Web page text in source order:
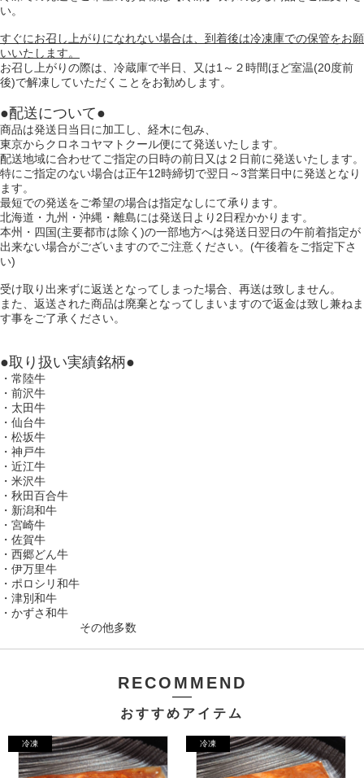
い。
すぐにお召し上がりになれない場合は、到着後は冷凍庫での保管をお願
いいたします。
お召し上がりの際は、冷蔵庫で半日、又は1～２時間ほど室温(20度前
後)で解凍していただくことをお勧めします。
●配送について●
商品は発送日当日に加工し、経木に包み、
東京からクロネコヤマトクール便にて発送いたします。
配送地域に合わせてご指定の日時の前日又は２日前に発送いたします。
特にご指定のない場合は正午12時締切で翌日～3営業日中に発送となり
ます。
最短での発送をご希望の場合は指定なしにて承ります。
北海道・九州・沖縄・離島には発送日より2日程かかります。
本州・四国(主要都市は除く)の一部地方へは発送日翌日の午前着指定が
出来ない場合がございますのでご注意ください。(午後着をご指定下さ
い)
受け取り出来ずに返送となってしまった場合、再送は致しません。
また、返送された商品は廃棄となってしまいますので返金は致し兼ねま
す事をご了承ください。
●取り扱い実績銘柄●
・常陸牛
・前沢牛
・太田牛
・仙台牛
・松坂牛
・神戸牛
・近江牛
・米沢牛
・秋田百合牛
・新潟和牛
・宮崎牛
・佐賀牛
・西郷どん牛
・伊万里牛
・ポロシリ和牛
・津別和牛
・かずさ和牛
その他多数
RECOMMEND
おすすめアイテム